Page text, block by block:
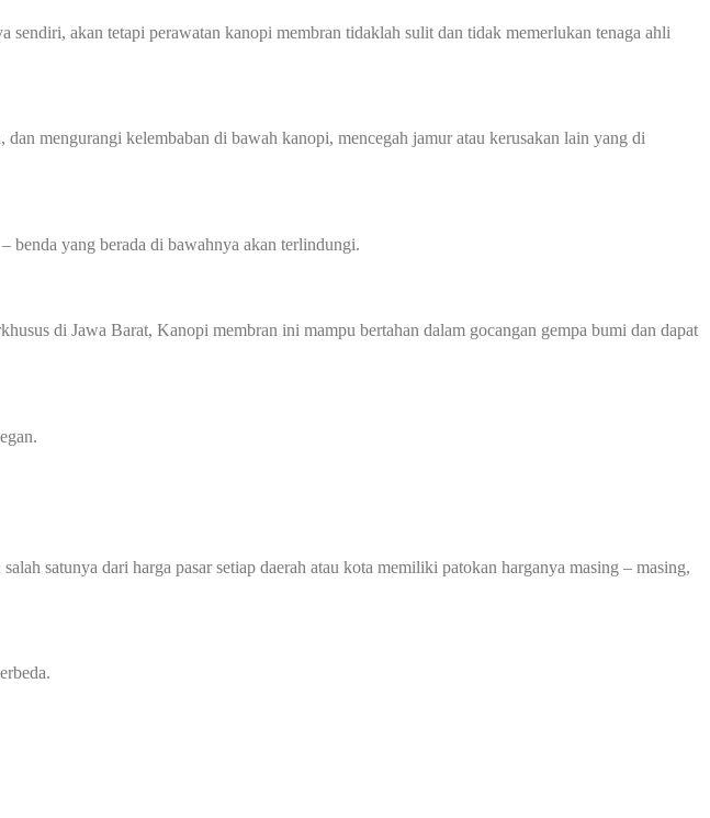
sendiri, akan tetapi perawatan kanopi membran tidaklah sulit dan tidak memerlukan tenaga ahli
mengurangi kelembaban di bawah kanopi, mencegah jamur atau kerusakan lain yang di
benda yang berada di bawahnya akan terlindungi.
di Jawa Barat, Kanopi membran ini mampu bertahan dalam gocangan gempa bumi dan dapat
satunya dari harga pasar setiap daerah atau kota memiliki patokan harganya masing – masing,